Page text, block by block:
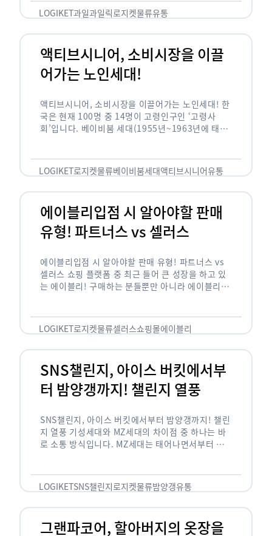
…
LOGIKET과일과일릭로지켓물류유통
액티브시니어, 소비시장을 이끌
어가는 노인세대!
액티브시니어, 소비시장을 이끌어가는 노인세대! 한
국은 현재 100명 중 14명이 고령인구인 ‘고령사
회’입니다. 베이비붐 세대(1955년~1963년에 태어
오고 있습니다. 하지만 사회가 늙어가는 …
LOGIKET로지켓물류베이비붐세대액티브시니어유통
에이블리입점 시 알아야할 판매
유형! 파트너스 vs 셀러스
에이블리입점 시 알아야할 판매 유형! 파트너스 vs
셀러스 쇼핑 플랫폼 중 최근 들어 큰 성장을 하고 있
는 에이블리! 구매하는 분들뿐만 아니라 에이블리에
LOGIKET로지켓물류셀러스쇼핑몰에이블리
SNS챌린지, 아이스 버킷에서부
터 밤양갱까지! 챌린지 열풍
SNS챌린지, 아이스 버킷에서부터 밤양갱까지! 챌린
지 열풍 기성세대와 MZ세대의 차이점 중 하나는 바
로 소통 방식입니다. MZ세대는 태어나면서부터 디
도 능숙한 …
LOGIKETSNS챌린지로지켓물류밤양갱유통
그랜파코어, 할아버지의 옷장을